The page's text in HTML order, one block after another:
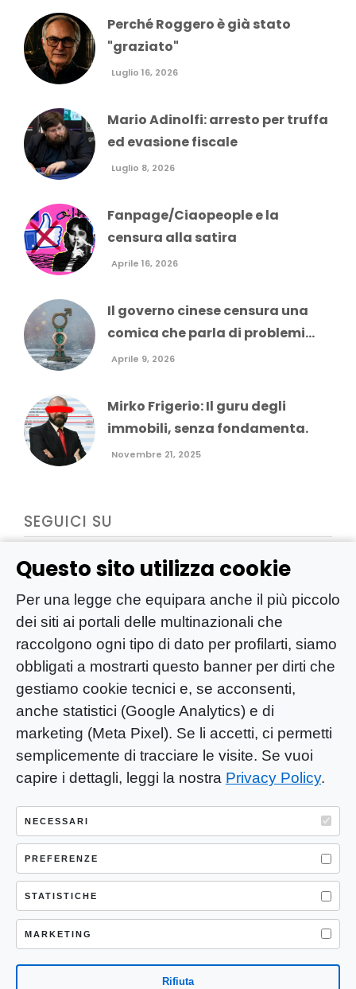
Questo sito utilizza cookie
Per una legge che equipara anche il più piccolo
dei siti ai portali delle multinazionali che
raccolgono ogni tipo di dato per profilarti, siamo
obbligati a mostrarti questo banner per dirti che
gestiamo cookie tecnici e, se acconsenti,
anche statistici (Google Analytics) e di
marketing (Meta Pixel). Se li accetti, ci permetti
semplicemente di tracciare le visite. Se vuoi
capire i dettagli, leggi la nostra Privacy Policy.
NECESSARI
PREFERENZE
STATISTICHE
MARKETING
Rifiuta
Perché Roggero è già stato
"graziato"
Luglio 16, 2026
Mario Adinolfi: arresto per truffa
ed evasione fiscale
Luglio 8, 2026
Fanpage/Ciaopeople e la
censura alla satira
Aprile 16, 2026
Il governo cinese censura una
comica che parla di problemi...
Aprile 9, 2026
Mirko Frigerio: Il guru degli
immobili, senza fondamenta.
Novembre 21, 2025
SEGUICI SU
YOU-ng Slow Journalism è una testata
giornalistica di proprietà di Mastino S.R.L.
Registrazione presso Trib. Santa Maria
Capua Vetere (CE) n° 900 del 31/01/2025 |
ISSN 3103-4683
P.IVA: 04755530617
Sede Legale: CASERTA – VIA LORENZO MARIA
NERONI 11 CAP 81100